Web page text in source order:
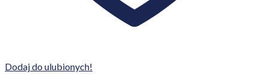
Dodaj do ulubionych!